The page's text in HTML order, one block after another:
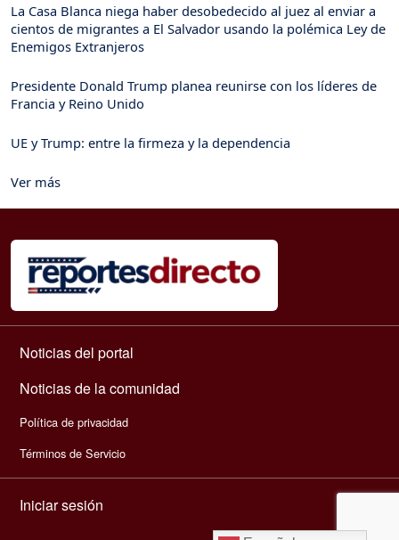
La Casa Blanca niega haber desobedecido al juez al enviar a
cientos de migrantes a El Salvador usando la polémica Ley de
Enemigos Extranjeros
Presidente Donald Trump planea reunirse con los líderes de
Francia y Reino Unido
UE y Trump: entre la firmeza y la dependencia
Ver más
Navegación principal
Noticias del portal
Noticias de la comunidad
Política de privacidad
Términos de Servicio
Menú de cuenta de usuario
Iniciar sesión